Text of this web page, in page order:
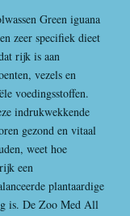
Green iguana
zeer specifiek dieet
rijk is aan
vezels en
voedingsstoffen.
indrukwekkende
gezond en vitaal
weet hoe
een
plantaardige
is. De Zoo Med All